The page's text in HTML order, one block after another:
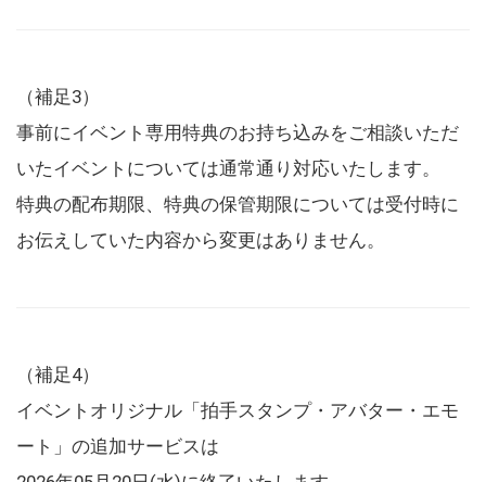
（補足3）
事前にイベント専用特典のお持ち込みをご相談いただ
いたイベントについては通常通り対応いたします。
特典の配布期限、特典の保管期限については受付時に
お伝えしていた内容から変更はありません。
（補足4）
イベントオリジナル「拍手スタンプ・アバター・エモ
ート」の追加サービスは